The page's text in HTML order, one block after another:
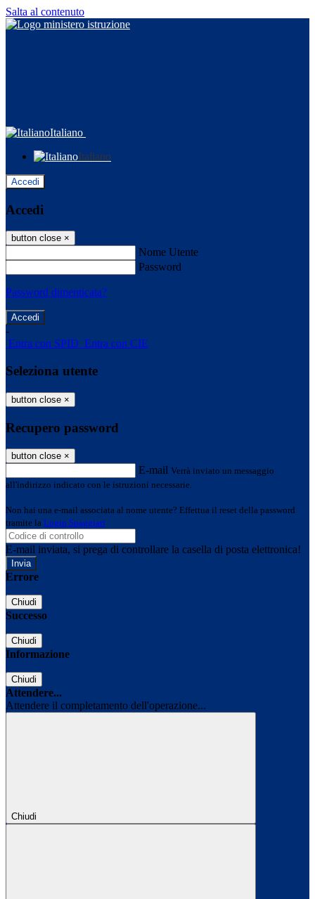
Salta al contenuto
Italiano
Italiano
Accedi
Accedi
button close ×
Nome Utente
Password
Password dimenticata?
-
Entra con SPID Entra con CIE
Seleziona utente
button close ×
Recupero password
button close ×
E-mail Verrà inviato un messaggio
all'indirizzo indicato con le istruzioni necessarie.
Non hai una e-mail associata al nome utente? Effettua il reset della password
tramite la Login Spaggiari
E-mail inviata, si prega di controllare la casella di posta elettronica!
Errore
Chiudi
Successo
Chiudi
Informazione
Chiudi
Attendere...
Attendere il completamento dell'operazione...
Chiudi